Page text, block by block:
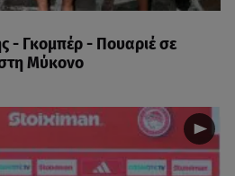
- Γκομπέρ - Πουαριέ σε
Μύκονο